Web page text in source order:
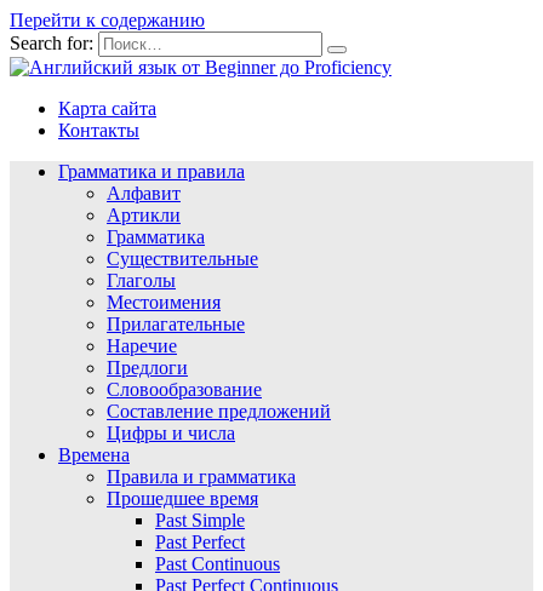
Перейти к содержанию
Search for:
Карта сайта
Контакты
Грамматика и правила
Алфавит
Артикли
Грамматика
Существительные
Глаголы
Местоимения
Прилагательные
Наречие
Предлоги
Словообразование
Составление предложений
Цифры и числа
Времена
Правила и грамматика
Прошедшее время
Past Simple
Past Perfect
Past Continuous
Past Perfect Continuous